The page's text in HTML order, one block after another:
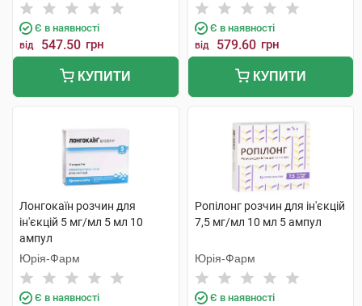
Є в наявності
від 547.50 грн
КУПИТИ
Є в наявності
від 579.60 грн
КУПИТИ
Лонгокаїн розчин для
ін'єкцій 5 мг/мл 5 мл 10
ампул
Юрія-Фарм
Є в наявності
Ропілонг розчин для ін'єкцій
7,5 мг/мл 10 мл 5 ампул
Юрія-Фарм
Є в наявності